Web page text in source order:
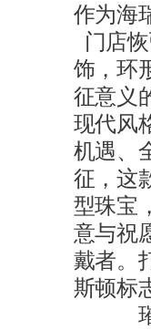
作为海
门店
饰，环
征意义
现代风
机遇、
征，这
型珠宝
意与祝
戴者。
斯顿标